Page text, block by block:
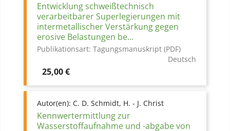
Entwicklung schweißtechnisch
verarbeitbarer Superlegierungen mit
intermetallischer Verstärkung gegen
erosive Belastungen be...
Publikationsart: Tagungsmanuskript (PDF)
Deutsch
Preis
25,00 €
Autor(en): C. D. Schmidt, H. - J. Christ
Kennwertermittlung zur
Wasserstoffaufnahme und -abgabe von